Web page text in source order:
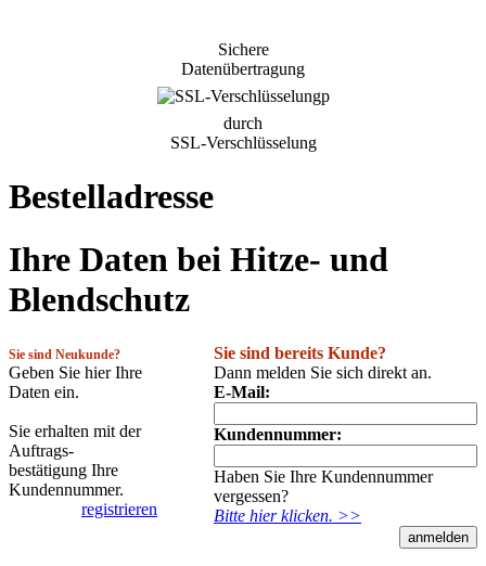
Sichere
Datenübertragung
durch
SSL-Verschlüsselung
Bestelladresse
Ihre Daten bei Hitze- und
Blendschutz
Sie sind Neukunde?
Geben Sie hier Ihre
Daten ein.
Sie erhalten mit der
Auftrags-
bestätigung Ihre
Kundennummer.
registrieren
Sie sind bereits Kunde?
Dann melden Sie sich direkt an.
E-Mail:
Kundennummer:
Haben Sie Ihre Kundennummer
vergessen?
Bitte hier klicken. >>
anmelden